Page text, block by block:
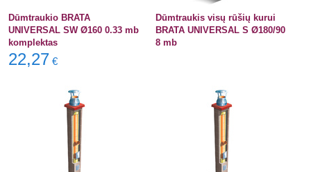
Dūmtraukio BRATA
UNIVERSAL SW Ø160 0.33 mb
komplektas
22,27 €
Dūmtraukis visų rūšių kurui
BRATA UNIVERSAL S Ø180/90
8 mb